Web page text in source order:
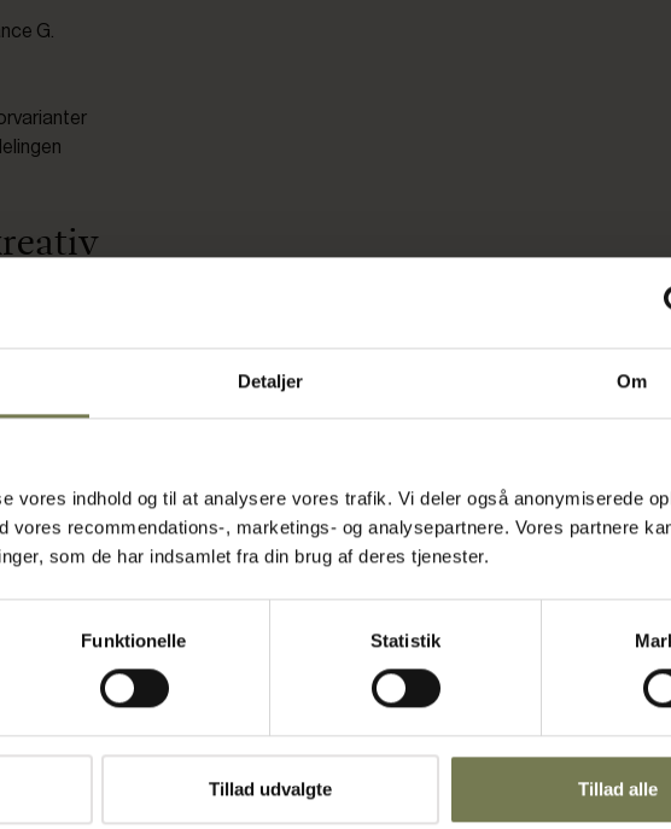
Detaljer Om
vores indhold og til at analysere vores trafik. Vi deler også anonymiserede
vores recommendations-, marketings- og analysepartnere. Vores partnere
som de har indsamlet fra din brug af deres tjenester.
Funktionelle Statistik
Tillad udvalgte Tillad alle
G.
dig
bløde
en glat og
over
så
gør det
dit